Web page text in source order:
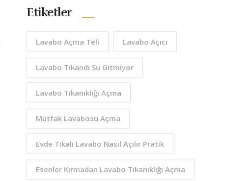
Etiketler
Lavabo Açma Teli Lavabo Açıcı
Lavabo Tıkandı Su Gitmiyor
Lavabo Tıkanıklığı Açma
Mutfak Lavabosu Açma
Evde Tıkalı Lavabo Nasıl Açılır Pratik
Esenler Kırmadan Lavabo Tıkanıklığı Açma